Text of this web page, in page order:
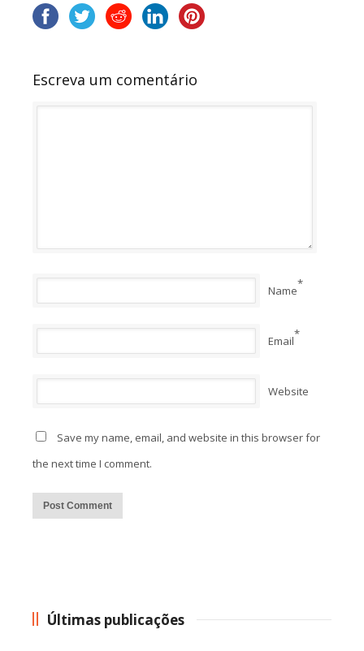
Escreva um comentário
Name*
Email*
Website
Save my name, email, and website in this browser for
the next time I comment.
Últimas publicações